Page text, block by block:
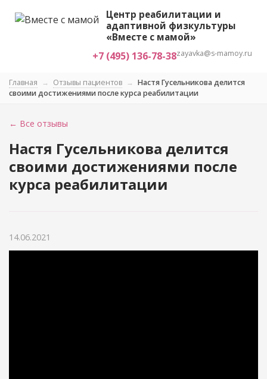
Центр реабилитации и
адаптивной физкультуры
«Вместе с мамой»
+7 (495) 136-78-38zayavka@s-mamoy.ru
Главная → Отзывы пациентов → Настя Гусельникова делится
своими достижениями после курса реабилитации
← Все отзывы
Настя Гусельникова делится
своими достижениями после
курса реабилитации
14.06.2021